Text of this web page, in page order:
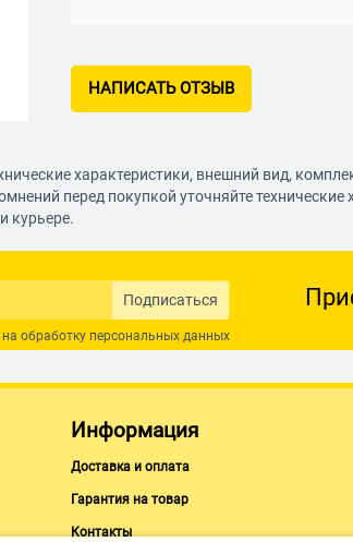
НАПИСАТЬ ОТЗЫВ
характеристики, внешний вид,
перед покупкой уточняйте
курьере.
Подписаться
обработку персональных данных
Информация
Доставка и оплата
Гарантия на товар
Контакты